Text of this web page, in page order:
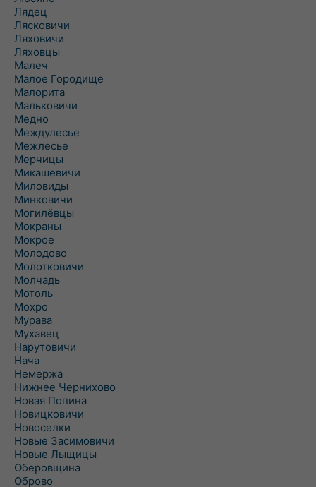
Лядец
Лясковичи
Ляховичи
Ляховцы
Малеч
Малое Городище
Малорита
Мальковичи
Медно
Междулесье
Межлесье
Мерчицы
Микашевичи
Миловиды
Минковичи
Могилёвцы
Мокраны
Мокрое
Молодово
Молотковичи
Молчадь
Мотоль
Мохро
Мурава
Мухавец
Нарутовичи
Нача
Немержа
Нижнее Чернихово
Новая Попина
Новицковичи
Новоселки
Новые Засимовичи
Новые Лыщицы
Оберовщина
Оброво